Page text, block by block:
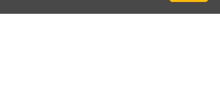
All Rights Reserved